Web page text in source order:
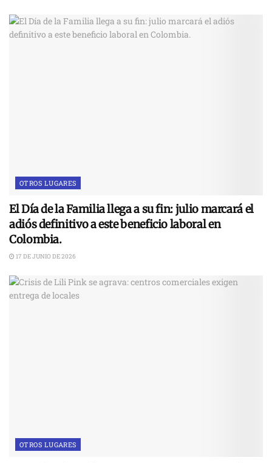
OTROS LUGARES
El Día de la Familia llega a su fin: julio marcará el
adiós definitivo a este beneficio laboral en
Colombia.
17 DE JUNIO DE 2026
OTROS LUGARES